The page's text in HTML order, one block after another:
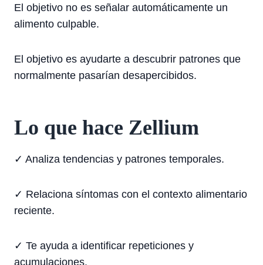
El objetivo no es señalar automáticamente un
alimento culpable.
El objetivo es ayudarte a descubrir patrones que
normalmente pasarían desapercibidos.
Lo que hace Zellium
✓ Analiza tendencias y patrones temporales.
✓ Relaciona síntomas con el contexto alimentario
reciente.
✓ Te ayuda a identificar repeticiones y
acumulaciones.